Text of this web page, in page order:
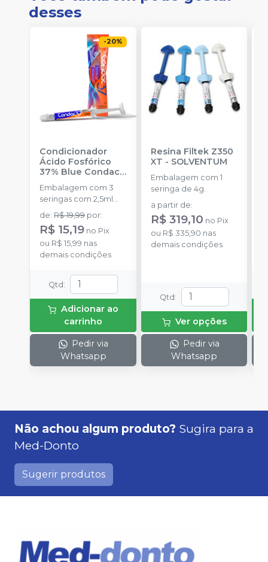
desses
-20%
Condicionador
Ácido Fosfórico
37% Blue Condac-
FGM
Embalagem com 3
seringas com 2,5ml
cada uma e 3
ponteiras para
aplicação.
de:R$ 19,99 por:
R$ 15,19 no Pix
ou R$ 15,99 nas
demais condições
Qtd:
Adicionar ao
carrinho
Pedir via
Whatsapp
Resina Filtek Z350
XT - SOLVENTUM
Embalagem com 1
seringa de 4g.
a partir de:
R$ 319,10 no Pix
ou R$ 335,90 nas
demais condições
Qtd:
Ver opções
Pedir via
Whatsapp
Não achou algum produto? Sugira para a
Med-Donto
Sugerir produtos